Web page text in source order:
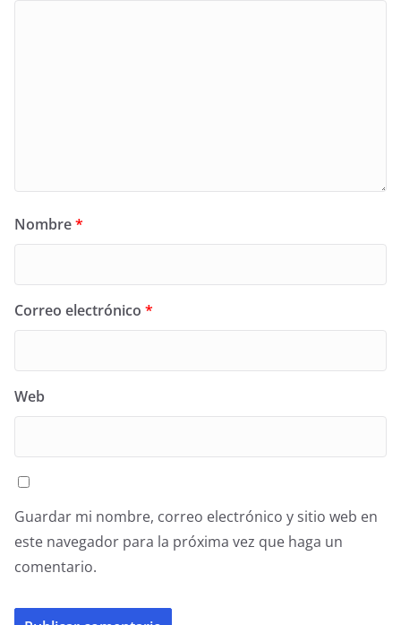
Nombre*
Correo electrónico *
Web
Guardar mi nombre, correo electrónico y sitio web en
este navegador para la próxima vez que haga un
comentario.